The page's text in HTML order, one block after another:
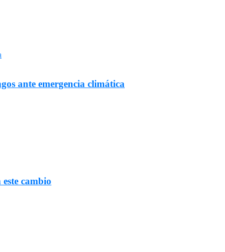
ante emergencia climática
cambio